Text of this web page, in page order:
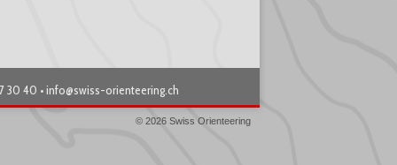
30 40 •info@swiss-orienteering.ch
© 2026 Swiss Orienteering